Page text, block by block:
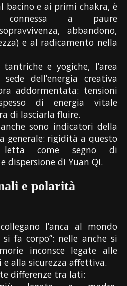
bacino e ai primi chakra, è
connessa a paure
abbandono,
e al radicamento nella
e yogiche, l’area
sede dell’energia creativa
addormentata: tensioni
di energia vitale
di lasciarla fluire.
sono indicatori della
generale: rigidità a questo
letta come segno di
dispersione di Yuan Qi.
e polarità
l’anca al mondo
si fa corpo”: nelle anche si
inconsce legate alle
alla sicurezza affettiva.
differenze tra lati: